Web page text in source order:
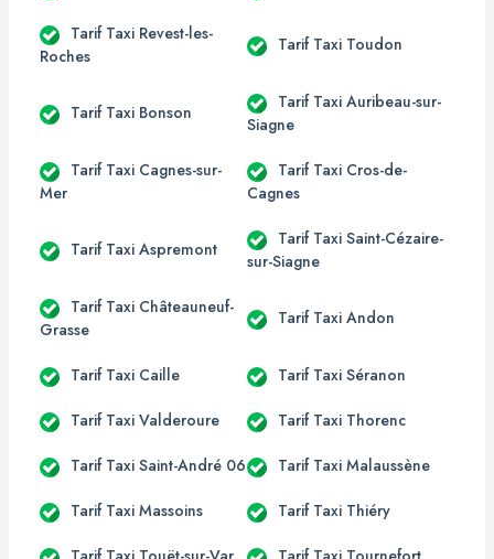
Tarif Taxi Revest-les-
Roches
Tarif Taxi Toudon
Tarif Taxi Bonson
Tarif Taxi Auribeau-sur-
Siagne
Tarif Taxi Cagnes-sur-
Mer
Tarif Taxi Cros-de-
Cagnes
Tarif Taxi Aspremont
Tarif Taxi Saint-Cézaire-
sur-Siagne
Tarif Taxi Châteauneuf-
Grasse
Tarif Taxi Andon
Tarif Taxi Caille Tarif Taxi Séranon
Tarif Taxi Valderoure Tarif Taxi Thorenc
Tarif Taxi Saint-André 06 Tarif Taxi Malaussène
Tarif Taxi Massoins Tarif Taxi Thiéry